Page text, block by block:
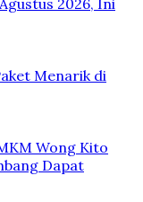
Menarik di
Wong Kito
Dapat